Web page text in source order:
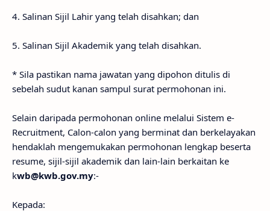
4. Salinan Sijil Lahir yang telah disahkan; dan
5. Salinan Sijil Akademik yang telah disahkan.
* Sila pastikan nama jawatan yang dipohon ditulis di
sebelah sudut kanan sampul surat permohonan ini.
Selain daripada permohonan online melalui Sistem e-
Recruitment, Calon-calon yang berminat dan berkelayakan
hendaklah mengemukakan permohonan lengkap beserta
resume, sijil-sijil akademik dan lain-lain berkaitan ke
kwb@kwb.gov.my:-
Kepada: